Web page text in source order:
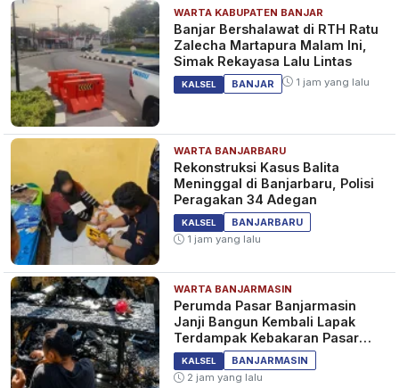
WARTA KABUPATEN BANJAR
Banjar Bershalawat di RTH Ratu
Zalecha Martapura Malam Ini,
Simak Rekayasa Lalu Lintas
KALSEL BANJAR 1 jam yang lalu
WARTA BANJARBARU
Rekonstruksi Kasus Balita
Meninggal di Banjarbaru, Polisi
Peragakan 34 Adegan
KALSEL
BANJARBARU
1 jam yang lalu
WARTA BANJARMASIN
Perumda Pasar Banjarmasin
Janji Bangun Kembali Lapak
Terdampak Kebakaran Pasar
Teluk Dalam
KALSEL
BANJARMASIN
2 jam yang lalu